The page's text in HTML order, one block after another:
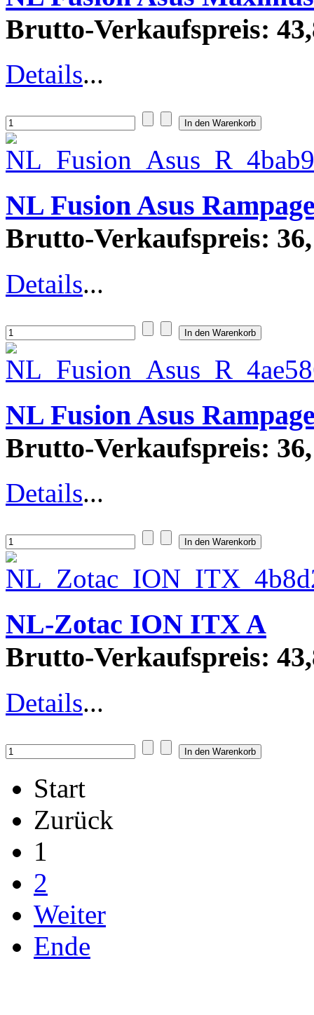
Brutto-Verkaufspreis:
Details...
NL Fusion Asus
Brutto-Verkaufspreis:
Details...
NL Fusion Asus
Brutto-Verkaufspreis:
Details...
NL-Zotac ION ITX A
Brutto-Verkaufspreis:
Details...
Start
Zurück
1
2
Weiter
Ende